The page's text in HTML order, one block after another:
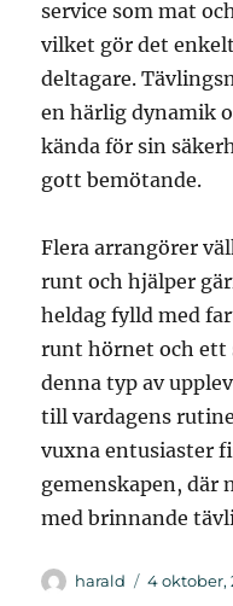
service som mat
vilket gör det
deltagare.
en härlig dynamik
kända för sin
gott bemötande.
Flera arrangörer
runt och hjälper
heldag fylld med
runt hörnet och
denna typ av
till vardagens
vuxna entusiaster
gemenskapen, där
med brinnande
Författare
harald
Publicerat
4 oktober,